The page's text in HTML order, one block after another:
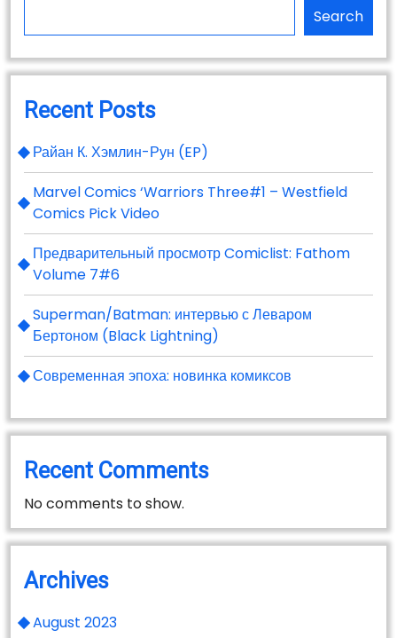
Search
Recent Posts
Райан К. Хэмлин-Рун (EP)
Marvel Comics ‘Warriors Three#1 – Westfield
Comics Pick Video
Предварительный просмотр Comiclist: Fathom
Volume 7#6
Superman/Batman: интервью с Леваром
Бертоном (Black Lightning)
Современная эпоха: новинка комиксов
Recent Comments
No comments to show.
Archives
August 2023